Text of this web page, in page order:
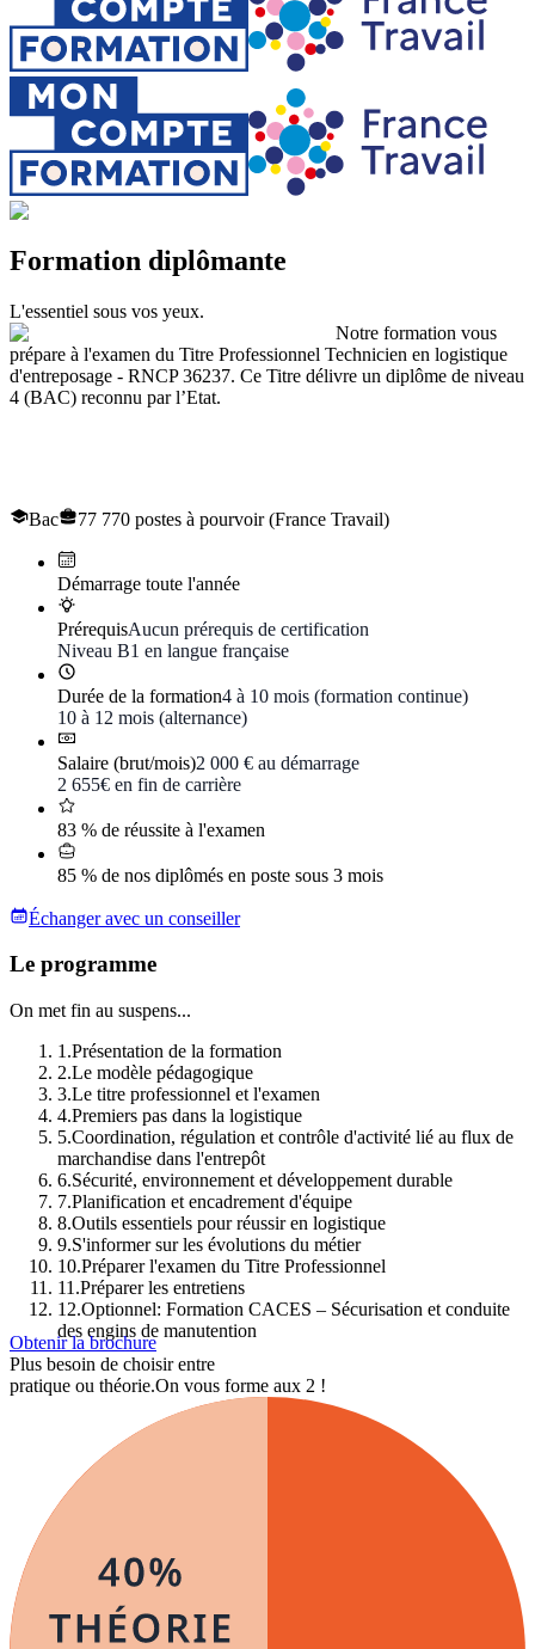
Formation diplômante
L'essentiel sous vos yeux.
Notre formation vous
prépare à l'examen du Titre Professionnel Technicien en logistique
d'entreposage - RNCP 36237. Ce Titre délivre un diplôme de niveau
4 (BAC) reconnu par l’Etat.
Bac 77 770 postes à pourvoir (France Travail)
Démarrage toute l'année
PrérequisAucun prérequis de certification
Niveau B1 en langue française
Durée de la formation4 à 10 mois (formation continue)
10 à 12 mois (alternance)
Salaire (brut/mois)2 000 € au démarrage
2 655€ en fin de carrière
83 % de réussite à l'examen
85 % de nos diplômés en poste sous 3 mois
Échanger avec un conseiller
Le programme
On met fin au suspens...
1 .Présentation de la formation
2.Le modèle pédagogique
3.Le titre professionnel et l'examen
4.Premiers pas dans la logistique
5.Coordination, régulation et contrôle d'activité lié au flux de
marchandise dans l'entrepôt
6.Sécurité, environnement et développement durable
7.Planification et encadrement d'équipe
8.Outils essentiels pour réussir en logistique
9.S'informer sur les évolutions du métier
10.Préparer l'examen du Titre Professionnel
11 .Préparer les entretiens
12.Optionnel: Formation CACES – Sécurisation et conduite
des engins de manutention
Obtenir la brochure
Plus besoin de choisir entre
pratique ou théorie.On vous forme aux 2 !